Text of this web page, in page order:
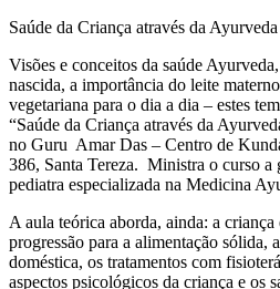
Saúde da Criança através da Ayurveda
Visões e conceitos da saúde
nascida, a importância do leite
vegetariana para o dia a dia – estes
“Saúde da Criança através da
no Guru Amar Das – Centro de
386, Santa Tereza. Ministra o curso a
pediatra especializada na Medicina
A aula teórica aborda, ainda: a
progressão para a alimentação sólida,
doméstica, os tratamentos com
aspectos psicológicos da criança e os